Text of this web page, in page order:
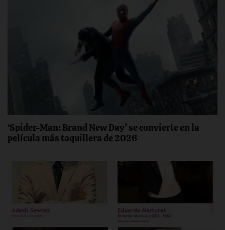
‘Spider-Man: Brand New Day’ se convierte en la
película más taquillera de 2026